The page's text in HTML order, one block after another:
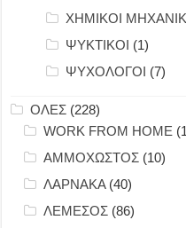
ΧΗΜΙΚΟΙ
ΨΥΚΤΙΚΟΙ (1)
ΨΥΧΟΛΟΓΟΙ (7)
ΟΛΕΣ (228)
WORK FROM HOME
ΑΜΜΟΧΩΣΤΟΣ (10)
ΛΑΡΝΑΚΑ(40)
ΛΕΜΕΣΟΣ (86)